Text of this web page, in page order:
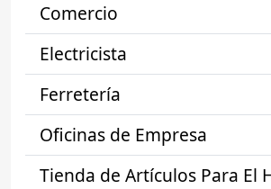
Comercio
Electricista
Ferretería
Oficinas de Empresa
Tienda de Artículos Para El